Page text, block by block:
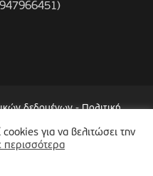
δεδομένων-Πολιτική
Βιντεοεπιτήρησης
Περιστερίου
για να βελιτώσει την
περισσότερα